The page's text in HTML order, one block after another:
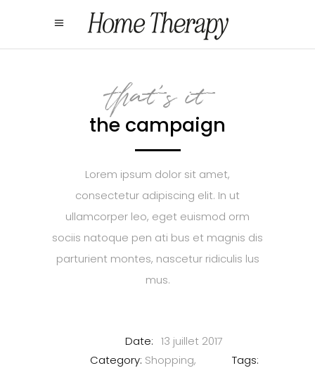
that's it
the campaign
Lorem ipsum dolor sit amet,
consectetur adipiscing elit. In ut
ullamcorper leo, eget euismod orm
sociis natoque pen ati bus et magnis dis
parturient montes, nascetur ridiculis lus
mus.
Date: 13 juillet 2017
Category: Shopping
Tags: